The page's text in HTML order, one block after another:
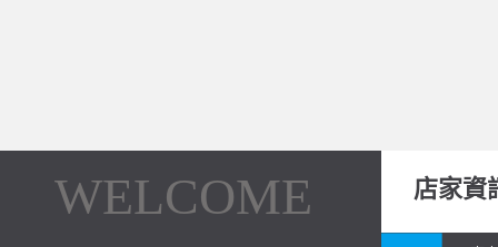
WELCOME 店家資